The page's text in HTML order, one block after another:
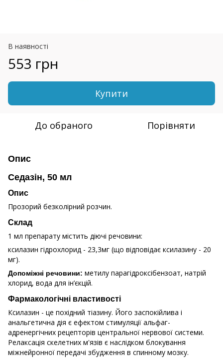
В наявності
553 грн
Купити
До обраного Порівняти
Опис
Седазін, 50 мл
Опис
Прозорий безколірний розчин.
Склад
1 мл препарату містить діючі речовини:
ксилазин гідрохлорид - 23,3мг (що відповідає ксилазину - 20
мг).
Допоміжні речовини: метилу парагідроксібензоат, натрій
хлорид, вода для ін’єкцій.
Фармакологічні властивості
Ксилазин - це похідний тіазину. Його заспокійлива і
анальгетична дія є ефектом стимуляції альфаг-
адренергічних рецепторів центральної нервової системи.
Релаксація скелетних м'язів є наслідком блокування
міжнейронної передачі збудження в спинному мозку.